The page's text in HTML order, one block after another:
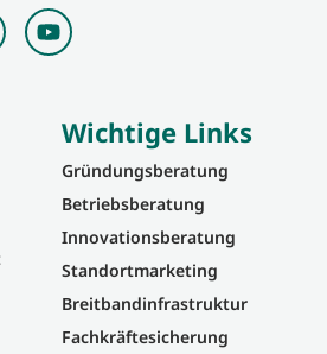
Wichtige Links
Gründungsberatung
Betriebsberatung
Innovationsberatung
Standortmarketing
Breitbandinfrastruktur
Fachkräftesicherung